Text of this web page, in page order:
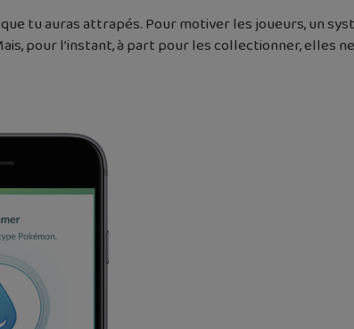
tu auras attrapés. Pour motiver les joueurs, un
pour l’instant, à part pour les collectionner, elles